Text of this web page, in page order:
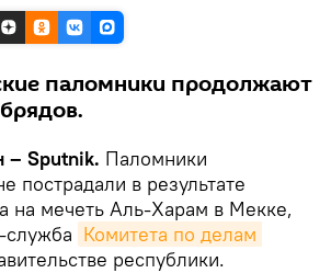
паломники продолжают
– Sputnik. Паломники
пострадали в результате
на мечеть Аль-Харам в Мекке,
служба Комитета по делам
республики.